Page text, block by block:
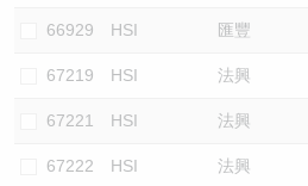
66929 HSI 匯豐
67219 HSI 法興
67221 HSI 法興
67222 HSI 法興